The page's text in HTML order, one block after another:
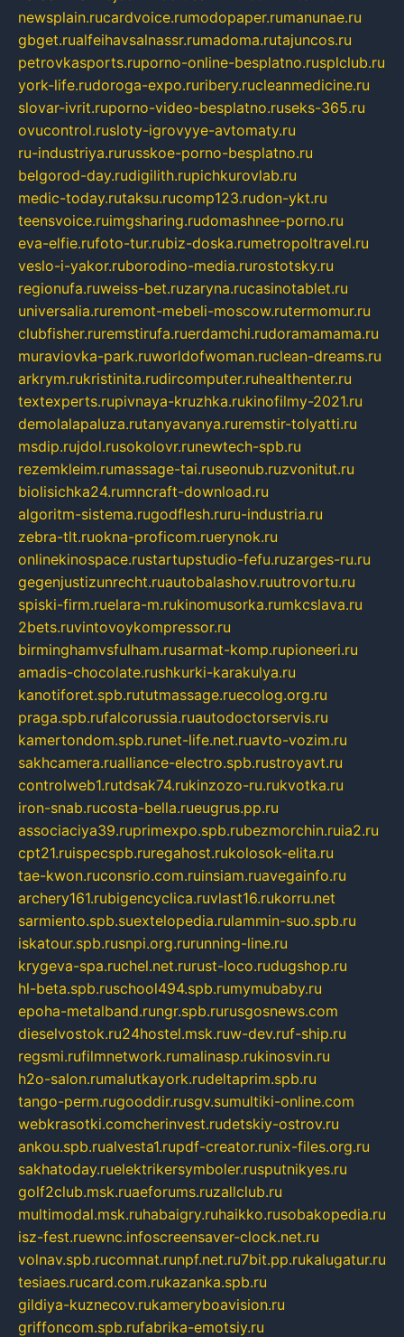
newsplain.rucardvoice.rumodopaper.rumanunae.ru
gbget.rualfeihavsalnassr.rumadoma.rutajuncos.ru
petrovkasports.ruporno-online-besplatno.rusplclub.ru
york-life.rudoroga-expo.ruribery.rucleanmedicine.ru
slovar-ivrit.ruporno-video-besplatno.ruseks-365.ru
ovucontrol.rusloty-igrovyye-avtomaty.ru
ru-industriya.rurusskoe-porno-besplatno.ru
belgorod-day.rudigilith.rupichkurovlab.ru
medic-today.rutaksu.rucomp123.rudon-ykt.ru
teensvoice.ruimgsharing.rudomashnee-porno.ru
eva-elfie.rufoto-tur.rubiz-doska.rumetropoltravel.ru
veslo-i-yakor.ruborodino-media.rurostotsky.ru
regionufa.ruweiss-bet.ruzaryna.rucasinotablet.ru
universalia.ruremont-mebeli-moscow.rutermomur.ru
clubfisher.ruremstirufa.ruerdamchi.rudoramamama.ru
muraviovka-park.ruworldofwoman.ruclean-dreams.ru
arkrym.rukristinita.rudircomputer.ruhealthenter.ru
textexperts.rupivnaya-kruzhka.rukinofilmy-2021.ru
demolalapaluza.rutanyavanya.ruremstir-tolyatti.ru
msdip.rujdol.rusokolovr.runewtech-spb.ru
rezemkleim.rumassage-tai.ruseonub.ruzvonitut.ru
biolisichka24.rumncraft-download.ru
algoritm-sistema.rugodflesh.ruru-industria.ru
zebra-tlt.ruokna-proficom.ruerynok.ru
onlinekinospace.rustartupstudio-fefu.ruzarges-ru.ru
gegenjustizunrecht.ruautobalashov.ruutrovortu.ru
spiski-firm.ruelara-m.rukinomusorka.rumkcslava.ru
2bets.ruvintovoykompressor.ru
birminghamvsfulham.rusarmat-komp.rupioneeri.ru
amadis-chocolate.rushkurki-karakulya.ru
kanotiforet.spb.rututmassage.ruecolog.org.ru
praga.spb.rufalcorussia.ruautodoctorservis.ru
kamertondom.spb.runet-life.net.ruavto-vozim.ru
sakhcamera.rualliance-electro.spb.rustroyavt.ru
controlweb1.rutdsak74.rukinzozo-ru.rukvotka.ru
iron-snab.rucosta-bella.rueugrus.pp.ru
associaciya39.ruprimexpo.spb.rubezmorchin.ruia2.ru
cpt21.ruispecspb.ruregahost.rukolosok-elita.ru
tae-kwon.ruconsrio.com.ruinsiam.ruavegainfo.ru
archery161.rubigencyclica.ruvlast16.rukorru.net
sarmiento.spb.suextelopedia.rulammin-suo.spb.ru
iskatour.spb.rusnpi.org.rurunning-line.ru
krygeva-spa.ruchel.net.rurust-loco.rudugshop.ru
hl-beta.spb.ruschool494.spb.rumymubaby.ru
epoha-metalband.rungr.spb.rurusgosnews.com
dieselvostok.ru24hostel.msk.ruw-dev.ruf-ship.ru
regsmi.rufilmnetwork.rumalinasp.rukinosvin.ru
h2o-salon.rumalutkayork.rudeltaprim.spb.ru
tango-perm.rugooddir.rusgv.sumultiki-online.com
webkrasotki.comcherinvest.rudetskiy-ostrov.ru
ankou.spb.rualvesta1.rupdf-creator.runix-files.org.ru
sakhatoday.ruelektrikersymboler.rusputnikyes.ru
golf2club.msk.ruaeforums.ruzallclub.ru
multimodal.msk.ruhabaigry.ruhaikko.rusobakopedia.ru
isz-fest.ruewnc.infoscreensaver-clock.net.ru
volnav.spb.rucomnat.runpf.net.ru7bit.pp.rukalugatur.ru
tesiaes.rucard.com.rukazanka.spb.ru
gildiya-kuznecov.rukameryboavision.ru
griffoncom.spb.rufabrika-emotsiy.ru